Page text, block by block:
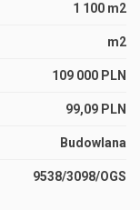
1 100 m2
m2
109 000 PLN
99,09 PLN
Budowlana
9538/3098/OGS